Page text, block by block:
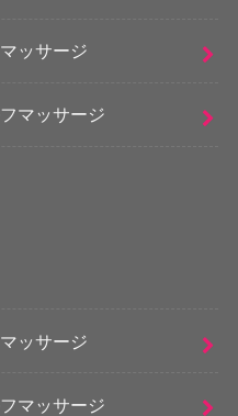
ッサージ
マッサージ
ッサージ
マッサージ